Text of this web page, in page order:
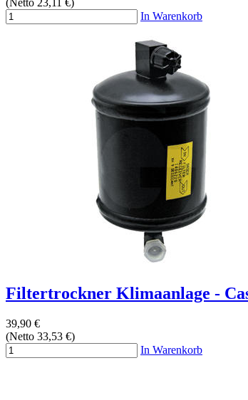
(Netto 23,11 €)
In Warenkorb
Filtertrockner Klimaanlage -
39,90 €
(Netto 33,53 €)
In Warenkorb